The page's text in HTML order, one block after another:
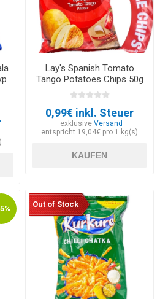
Lay's Spanish Tomato
Tango Potatoes Chips 50g
0,99€ inkl. Steuer
exklusive Versand
entspricht 19,04€ pro 1 kg(s)
KAUFEN
Out of Stock